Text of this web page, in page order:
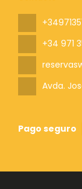
+34 971
Avda.
Pago seguro